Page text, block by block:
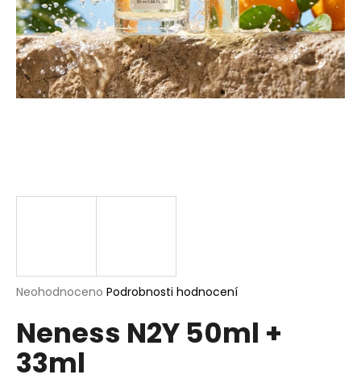
Průměrné
produktu
je
0,0
z
Neohodnoceno Podrobnosti hodnocení
Neness N2Y 50ml +
33ml
a
j
í
t
?
o
p
r
u
č